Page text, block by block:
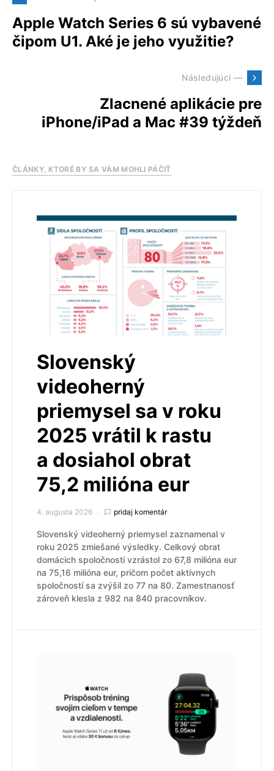
Apple Watch Series 6 sú vybavené
čipom U1. Aké je jeho využitie?
Následujúci —
Zlacnené aplikácie pre
iPhone/iPad a Mac #39 týždeň
ČLÁNKY, KTORÉ BY SA VÁM MOHLI PÁČIŤ
Slovenský
videoherný
priemysel sa v roku
2025 vrátil k rastu
a dosiahol obrat
75,2 milióna eur
4. augusta 2026 pridaj komentár
Slovenský videoherný priemysel zaznamenal v
roku 2025 zmiešané výsledky. Celkový obrat
domácich spoločností vzrástol zo 67,8 milióna eur
na 75,16 milióna eur, pričom počet aktívnych
spoločností sa zvýšil zo 77 na 80. Zamestnanosť
zároveň klesla z 982 na 840 pracovníkov.